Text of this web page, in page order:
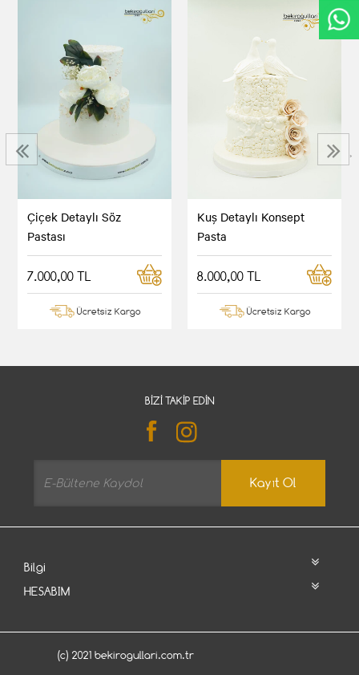
Çiçek Detaylı Söz
Pastası
7.000,00 TL
Ücretsiz Kargo
Kuş Detaylı Konsept
Pasta
8.000,00 TL
Ücretsiz Kargo
‹ ›
BIZI TAKIP EDIN
Kayıt Ol
Bilgi
HESABIM
(c) 2021 bekirogullari.com.tr